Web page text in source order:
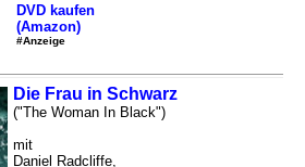
DVD kaufen
(Amazon)
#Anzeige
Die Frau in Schwarz
("The Woman In Black")
mit
Daniel Radcliffe,